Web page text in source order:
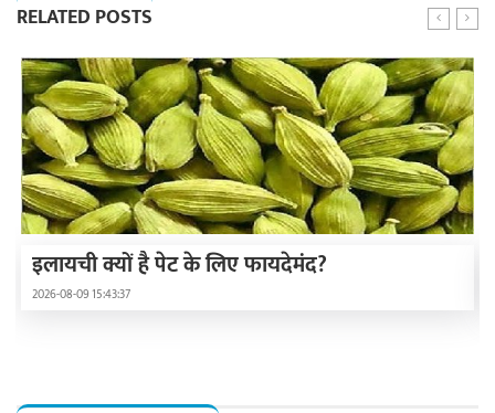
RELATED POSTS
इलायची क्यों है पेट के लिए फायदेमंद?
2026-08-09 15:43:37